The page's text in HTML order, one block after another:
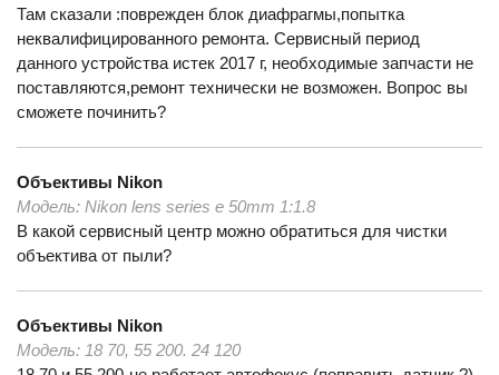
Там сказали :поврежден блок диафрагмы,попытка
неквалифицированного ремонта. Сервисный период
данного устройства истек 2017 г, необходимые запчасти не
поставляются,ремонт технически не возможен. Вопрос вы
сможете починить?
Объективы Nikon
Модель: Nikon lens series e 50mm 1:1.8
В какой сервисный центр можно обратиться для чистки
объектива от пыли?
Объективы Nikon
Модель: 18 70, 55 200. 24 120